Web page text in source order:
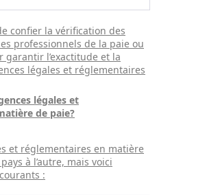
confier la vérification des
professionnels de la paie ou
l’exactitude et la
légales et réglementaires
légales et
de paie?
et réglementaires en matière
à l’autre, mais voici
: